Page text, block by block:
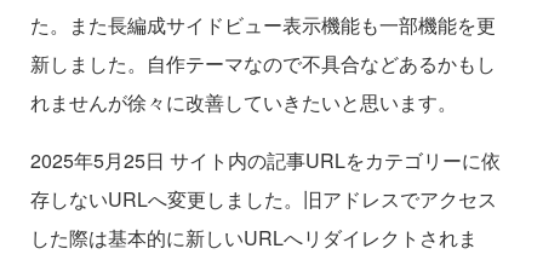
た。また長編成サイドビュー表示機能も一部機能を更
新しました。自作テーマなので不具合などあるかもし
れませんが徐々に改善していきたいと思います。
2025年5月25日 サイト内の記事URLをカテゴリーに依
存しないURLへ変更しました。旧アドレスでアクセス
した際は基本的に新しいURLへリダイレクトされま